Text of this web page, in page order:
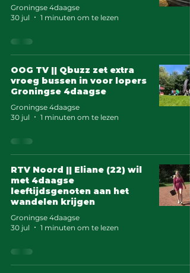
Groningse 4daagse
30 jul
1 minuten om te lezen
OOG TV || Qbuzz zet extra
vroeg bussen in voor lopers
Groningse 4daagse
Groningse 4daagse
30 jul
1 minuten om te lezen
RTV Noord || Eliane (22) wil
met 4daagse
leeftijdsgenoten aan het
wandelen krijgen
Groningse 4daagse
30 jul
1 minuten om te lezen